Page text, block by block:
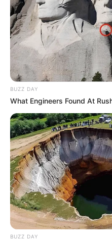
BUZZ DAY
What Engineers Found At
BUZZ DAY